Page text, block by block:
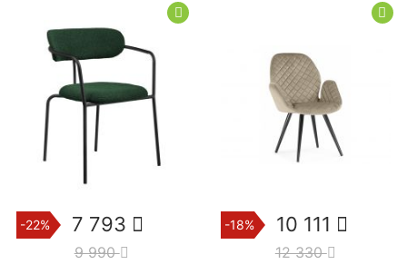
-22% 7 793
9 990
-18% 10 111
12 330